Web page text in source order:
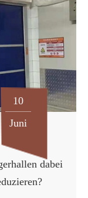
die
die
und nicht als
zu helfen,
bevor sie
kontaktieren…
10
Juni
dabei